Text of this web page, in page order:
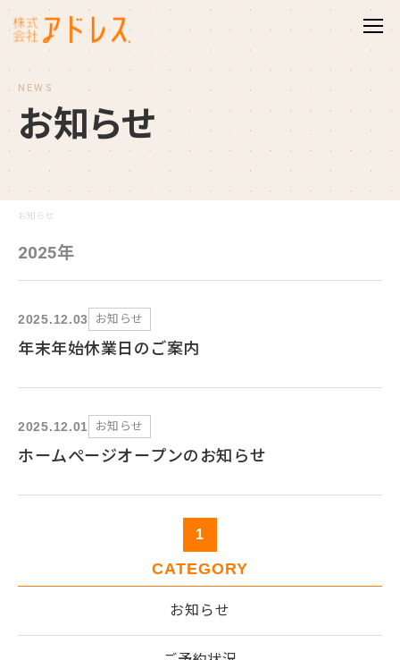
お知らせ
NEWS
お知らせ
2025年
2025.12.03 お知らせ
年末年始休業日のご案内
2025.12.01 お知らせ
ホームぺージオープンのお知らせ
1
CATEGORY
お知らせ